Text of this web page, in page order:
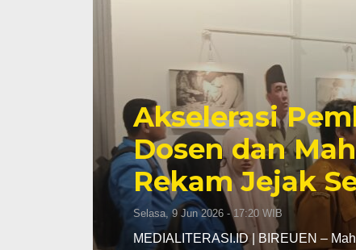
Akselerasi
Dosen dan
Rekam Jejak
Selasa, 9 Jun 2026 - 17:20 WIB
MEDIALITERASI.ID | BIREUEN –